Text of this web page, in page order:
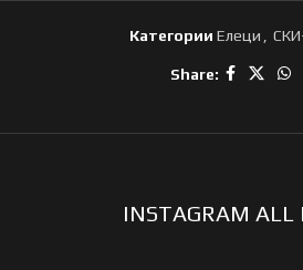
Категории Елеци
Share:
INSTAGRAM ALL